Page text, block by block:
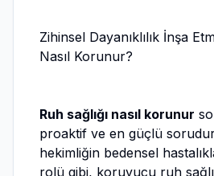
Zihinsel Dayanıklılık İnşa
Nasıl Korunur?
Ruh sağlığı nasıl korunur
proaktif ve en güçlü
hekimliğin bedensel
rolü gibi, koruyucu ruh